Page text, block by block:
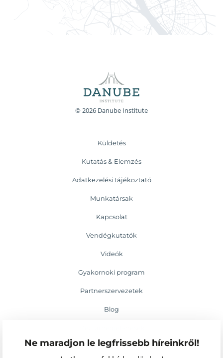
Ne maradjon le legfrissebb híreinkről!
© 2026 Danube Institute
Küldetés
Kutatás & Elemzés
Adatkezelési tájékoztató
Munkatársak
Kapcsolat
Vendégkutatók
Videók
Gyakornoki program
Partnerszervezetek
Blog
Események